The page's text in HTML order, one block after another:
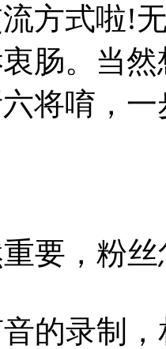
方式啦!
肠。当
将唷，
要，粉丝
的录制，